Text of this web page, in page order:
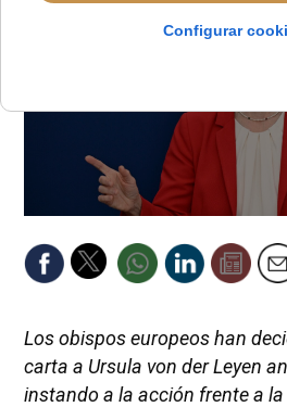
Los obispos europeos han
carta a Ursula von der Leyen
instando a la acción frente a